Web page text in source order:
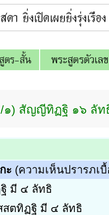
๑) สัญญีทิฏฐิ ๑๖ ลั
ะ (ความเห็นปรารภเ
มี ๔ ลัทธิ
สตทิฏฐิ มี ๔ ลัทธิ